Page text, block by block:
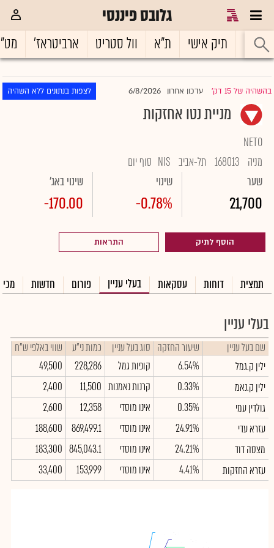
גלובס פיננסי
ראשי תיק אישי ת"א וול סטריט ארביטראז'
בהשהיה של 15 דק' |עדכון אחרון 6/8/2026 לצפות בנתונים ללא השהיה
מניית נטו אחזקות
NETO
מניה 168013 תל-אביב NIS סוף יום
שער
21,700
שינוי
-0.78%
שינוי באג'
-170.00
הוסף לתיק התראות
תמצית דוחות עסקאות בעלי עניין פורום חדשות
בעלי עניין
שם בעל עניין שיעור החזקה סוג בעל עניין כמות ני"ע
שווי באלפי ש"ח
ילין ק.גמל
6.54% קופות גמל 228,286
49,500
ילין ק.נאמ
0.33% קרנות נאמנות 11,500
2,400
גולדין עמי
0.35% אינו מוסדי 12,358
2,600
עזרא עדי
24.91% אינו מוסדי 869,499.1
188,600
מצסה דוד
24.21% אינו מוסדי 845,043.1
183,300
עזרא החזקות
4.41% אינו מוסדי 153,999
33,400